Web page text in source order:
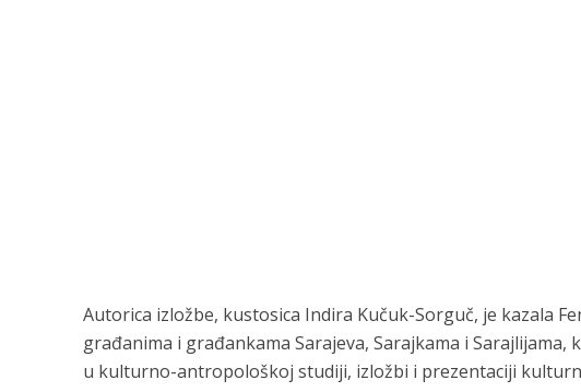
Autorica izložbe, kustosica Indira Kučuk-Sorguč, je kazala
građanima i građankama Sarajeva, Sarajkama i
u kulturno-antropološkoj studiji, izložbi i prezentaciji